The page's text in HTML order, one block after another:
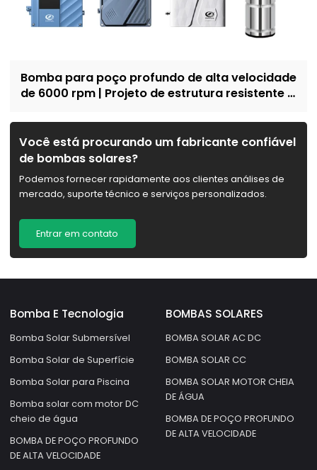
Bomba para poço profundo de alta velocidade
de 6000 rpm | Projeto de estrutura resistente à
irrigação | Recrutar revendedores
Você está procurando um fabricante confiável
de bombas solares?
Podemos fornecer rapidamente aos clientes análises de
mercado, suporte técnico e serviços personalizados.
Entrar em contato
Bomba E Tecnologia
Bomba Solar Submersível
Bomba Solar de Superfície
Bomba Solar para Piscina
Bomba solar com motor DC
cheio de água
BOMBA DE POÇO PROFUNDO
DE ALTA VELOCIDADE
BOMBAS SOLARES
BOMBA SOLAR AC DC
BOMBA SOLAR CC
BOMBA SOLAR MOTOR CHEIA
DE ÁGUA
BOMBA DE POÇO PROFUNDO
DE ALTA VELOCIDADE